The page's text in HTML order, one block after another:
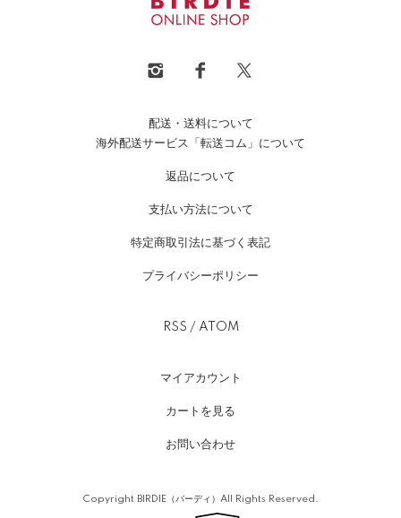
配送・送料について
海外配送サービス「転送コム」について
返品について
支払い方法について
特定商取引法に基づく表記
プライバシーポリシー
RSS / ATOM
マイアカウント
カートを見る
お問い合わせ
Copyright BIRDIE（バーディ）All Rights Reserved.